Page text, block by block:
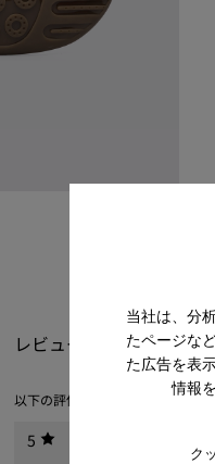
当社は、分
たページな
た広告を表
情報
ク
レビュー
以下の評価を選択すると、レビ
5